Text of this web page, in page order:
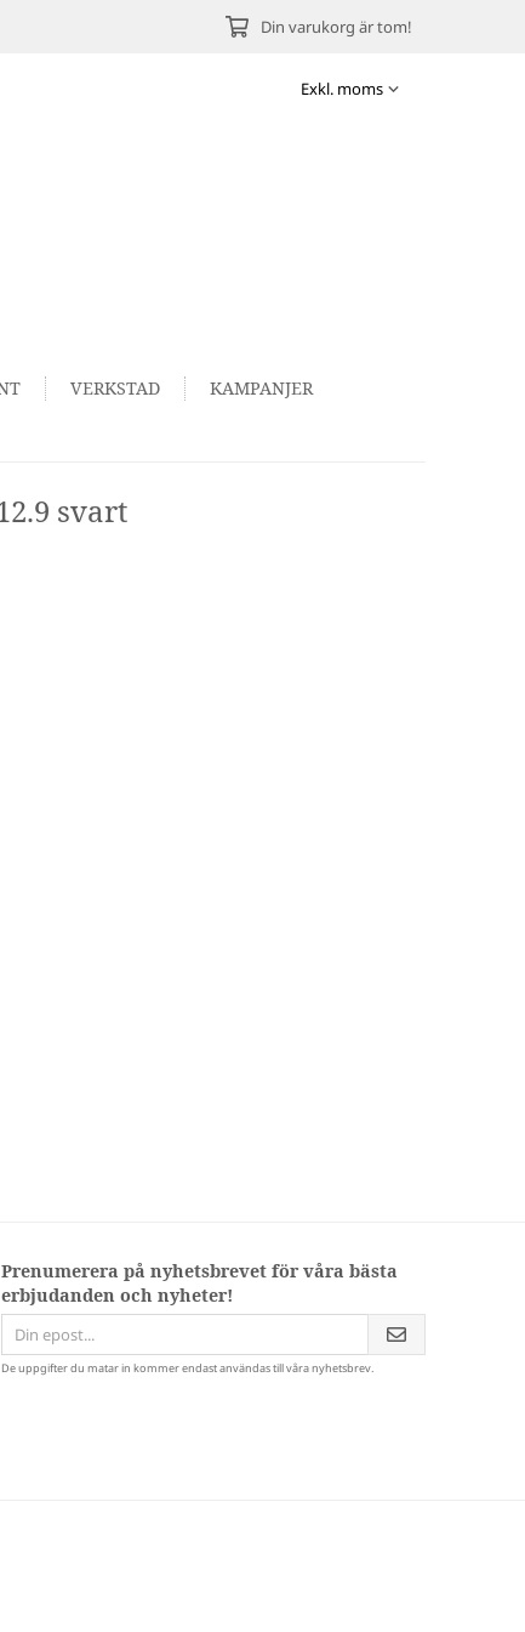
Din varukorg är tom!
VERKSTAD KAMPANJER
svart
Prenumerera på nyhetsbrevet för våra bästa
erbjudanden och nyheter!
De uppgifter du matar in kommer endast användas till våra nyhetsbrev.